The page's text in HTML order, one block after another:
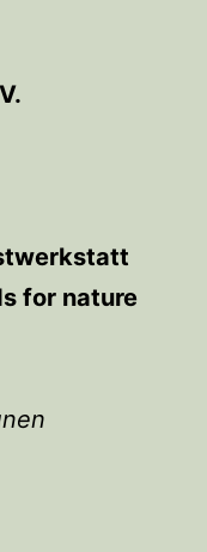
for nature